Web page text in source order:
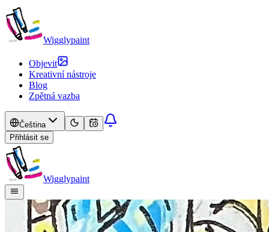
Wigglypaint
Objevit
Kreativní nástroje
Blog
Zpětná vazba
Čeština
Přihlásit se
Wigglypaint